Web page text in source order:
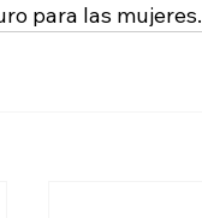
para las mujeres.